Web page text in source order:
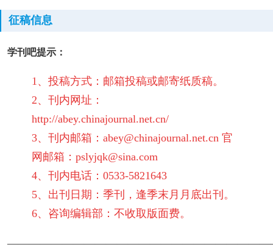
征稿信息
学刊吧提示：
1、投稿方式：邮箱投稿或邮寄纸质稿。
2、刊内网址：
http://abey.chinajournal.net.cn/
3、刊内邮箱：abey@chinajournal.net.cn 官
网邮箱：pslyjqk@sina.com
4、刊内电话：0533-5821643
5、出刊日期：季刊，逢季末月月底出刊。
6、咨询编辑部：不收取版面费。